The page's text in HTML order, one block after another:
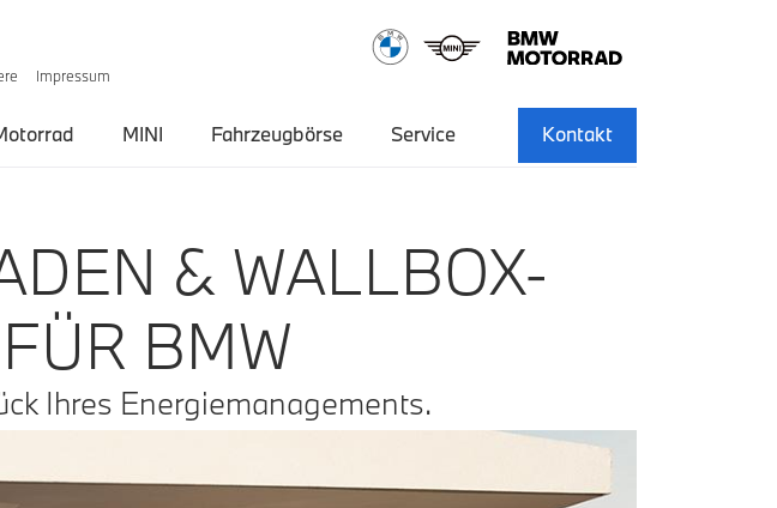
Impressum
MINI Fahrzeugbörse Service Kontakt
& WALLBOX-
BMW
Ihres Energiemanagements.